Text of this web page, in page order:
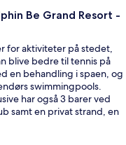
Be Grand Resort -
for aktiviteter på stedet,
blive bedre til tennis på
en behandling i spaen, og
swimmingpools.
har også 3 barer ved
samt en privat strand, en